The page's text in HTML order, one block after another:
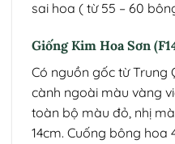
sai hoa ( từ 55 – 60
Giống Kim Hoa Sơn
Có nguồn gốc từ Trung
cành ngoài màu vàng
toàn bộ màu đỏ, nhị
14cm. Cuống bông hoa